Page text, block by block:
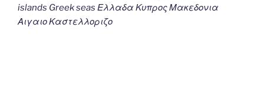
islands Greek seas Ελλαδα Κυπρος Μακεδονια
Αιγαιο Καστελλοριζο